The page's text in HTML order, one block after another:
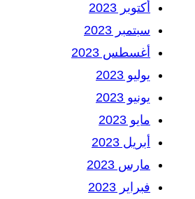
أكتوبر 2023
سبتمبر 2023
أغسطس 2023
يوليو 2023
يونيو 2023
مايو 2023
أبريل 2023
مارس 2023
فبراير 2023